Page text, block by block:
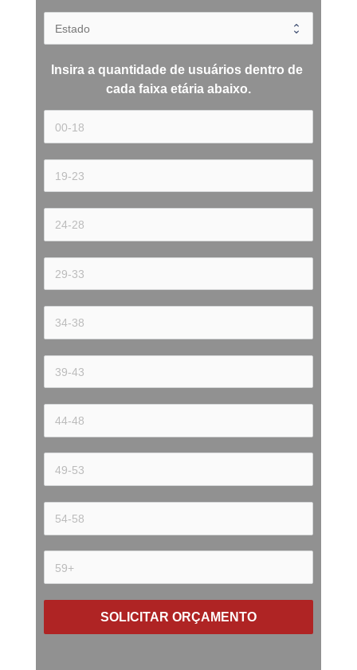
Insira a quantidade de usuários dentro de
cada faixa etária abaixo.
SOLICITAR ORÇAMENTO